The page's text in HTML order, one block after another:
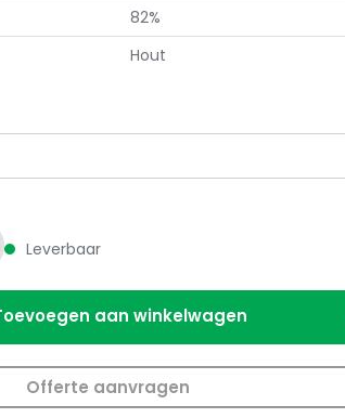
82%
Hout
Leverbaar
aan winkelwagen
Offerte aanvragen